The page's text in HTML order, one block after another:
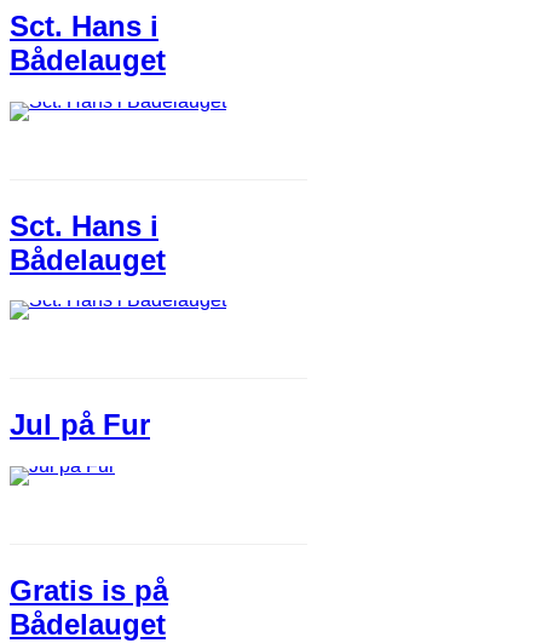
Sct. Hans i
Bådelauget
Sct. Hans i
Bådelauget
Jul på Fur
Gratis is på
Bådelauget